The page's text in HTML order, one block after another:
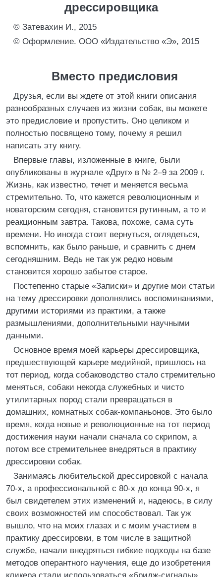
дрессировщика
© Затевахин И., 2015
© Оформление. ООО «Издательство «Э», 2015
Вместо предисловия
Друзья, если вы ждете от этой книги описания
разнообразных случаев из жизни собак, вы можете
это предисловие и пропустить. Оно целиком и
полностью посвящено тому, почему я решил
написать эту книгу.
Впервые главы, изложенные в книге, были
опубликованы в журнале «Друг» в № 2–9 за 2009 г.
Жизнь, как известно, течет и меняется весьма
стремительно. То, что кажется революционным и
новаторским сегодня, становится рутинным, а то и
реакционным завтра. Такова, похоже, сама суть
времени. Но иногда стоит вернуться, оглядеться,
вспомнить, как было раньше, и сравнить с днем
сегодняшним. Ведь не так уж редко новым
становится хорошо забытое старое.
Постепенно старые «Записки» и другие мои статьи
на тему дрессировки дополнялись воспоминаниями,
другими историями из практики, а также
размышлениями, дополнительными научными
данными.
Основное время моей карьеры дрессировщика,
предшествующей карьере медийной, пришлось на
тот период, когда собаководство стало стремительно
меняться, собаки некогда служебных и чисто
утилитарных пород стали превращаться в
домашних, комнатных собак-компаньонов. Это было
время, когда новые и революционные на тот период
достижения науки начали сначала со скрипом, а
потом все стремительнее внедряться в практику
дрессировки собак.
Занимаясь любительской дрессировкой с начала
70-х, а профессиональной с 80-х до конца 90-х, я
был свидетелем этих изменений и, надеюсь, в силу
своих возможностей им способствовал. Так уж
вышло, что на моих глазах и с моим участием в
практику дрессировки, в том числе в защитной
службе, начали внедряться гибкие подходы на базе
методов оперантного научения, еще до изобретения